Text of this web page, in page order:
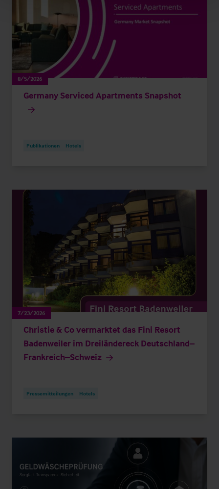
8/5/2026
Germany Serviced Apartments Snapshot
Publikationen Hotels
7/23/2026
Christie & Co vermarktet das Fini Resort
Badenweiler im Dreiländereck Deutschland–
Frankreich–Schweiz
Pressemitteilungen Hotels